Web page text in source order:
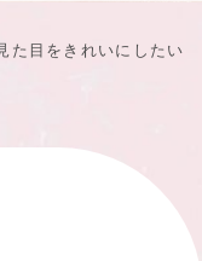
た目をきれいにしたい